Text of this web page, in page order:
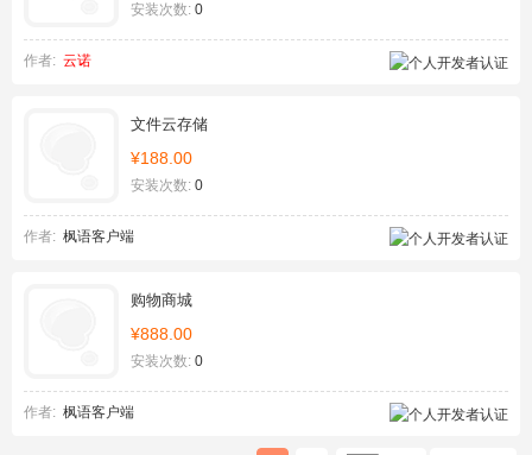
安装次数: 0
作者: 云诺
文件云存储
¥188.00
安装次数: 0
作者: 枫语客户端
购物商城
¥888.00
安装次数: 0
作者: 枫语客户端